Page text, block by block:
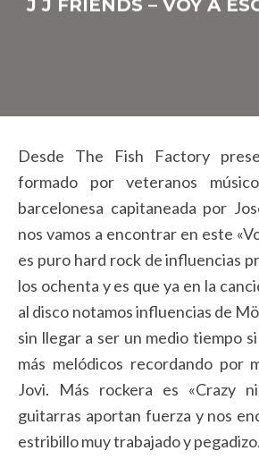
J J FRIENDS – VOY A
Desde The Fish Factory
formado por veteranos
barcelonesa capitaneada por
nos vamos a encontrar en este
es puro hard rock de influencias
los ochenta y es que ya en la
al disco notamos influencias de
sin llegar a ser un medio tiempo
más melódicos recordando por
Jovi. Más rockera es «Crazy
guitarras aportan fuerza y nos
estribillo muy trabajado y pegadizo.